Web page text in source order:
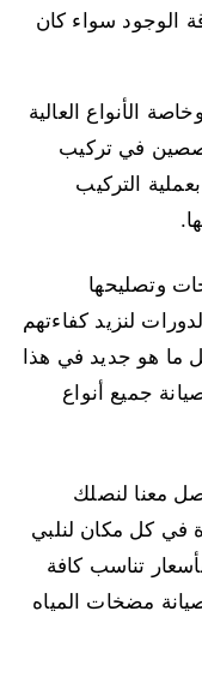
الوجود سواء كان
الأنواع العالية
في تركيب
التركيب
وتصليحها
لنزيد كفاءتهم
ما هو جديد في هذا
جميع أنواع
معنا لنصلك
في كل مكان لنلبي
تناسب كافة
مضخات المياه